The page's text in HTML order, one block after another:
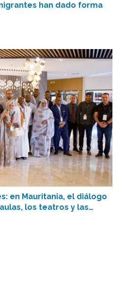
han dado forma
en Mauritania, el diálogo
los teatros y las…